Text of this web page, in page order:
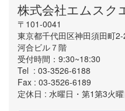
株式会社エムスク
〒101-0041
東京都千代田区神田須田町2-
河合ビル７階
受付時間：9:30~18:30
Tel : 03-3526-6188
Fax : 03-3526-6189
定休日 : 水曜日・第1第3火曜